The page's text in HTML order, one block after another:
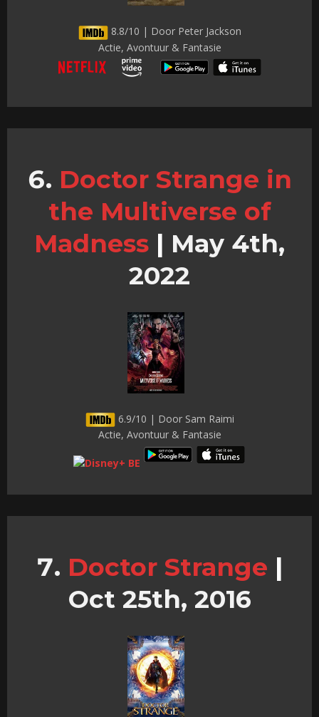
8.8/10 | Door Peter Jackson
Actie, Avontuur & Fantasie
Doctor Strange in
the Multiverse of
Madness | May 4th,
2022
6.9/10 | Door Sam Raimi
Actie, Avontuur & Fantasie
Doctor Strange |
Oct 25th, 2016